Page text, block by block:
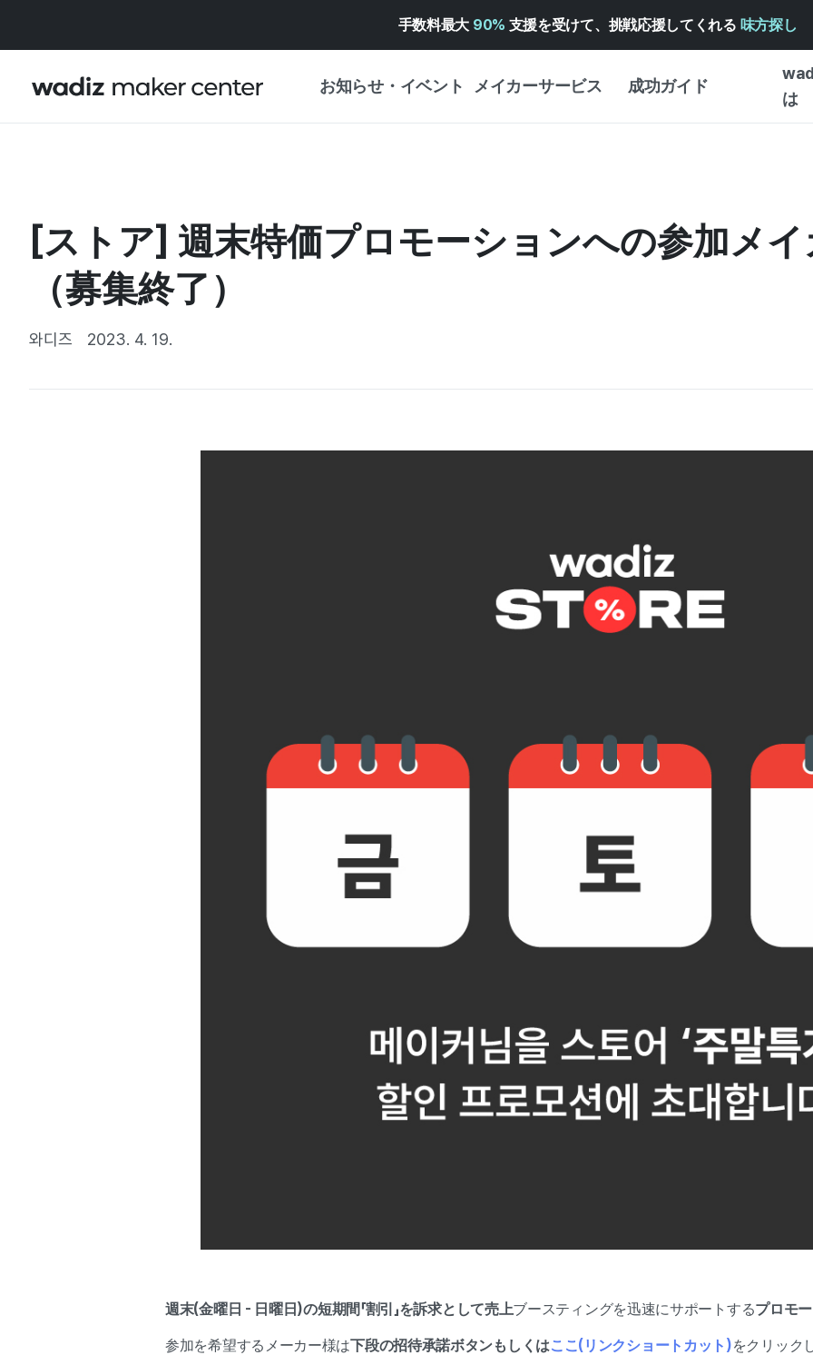
手数料最大 90% 支援を受けて、挑戦応援してくれる 味方探し
お知らせ・イベント メイカーサービス 成功ガイド
は
マイワディズ
重要なお知らせ
プレスリリース
企画展カレンダー
ヘルプセンター ↗︎
WADIZアワード ↗︎
WADIZ・スクール
成功ストーリー
体験型
創作型
[ストア] 週末特価プロモーションへの参加メ
（募集終了）
와디즈 2023. 4. 19.
週末(金曜日 - 日曜日)の短期間「割引」を訴求として売上ブースティングを迅速にサポートするプロモ
参加を希望するメーカー様は下段の招待承諾ボタンもしくはここ(リンクショートカット)をクリック